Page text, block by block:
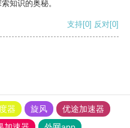
知识的奥秘。
支持[0] 反对[0]
器 旋风
优途加速器